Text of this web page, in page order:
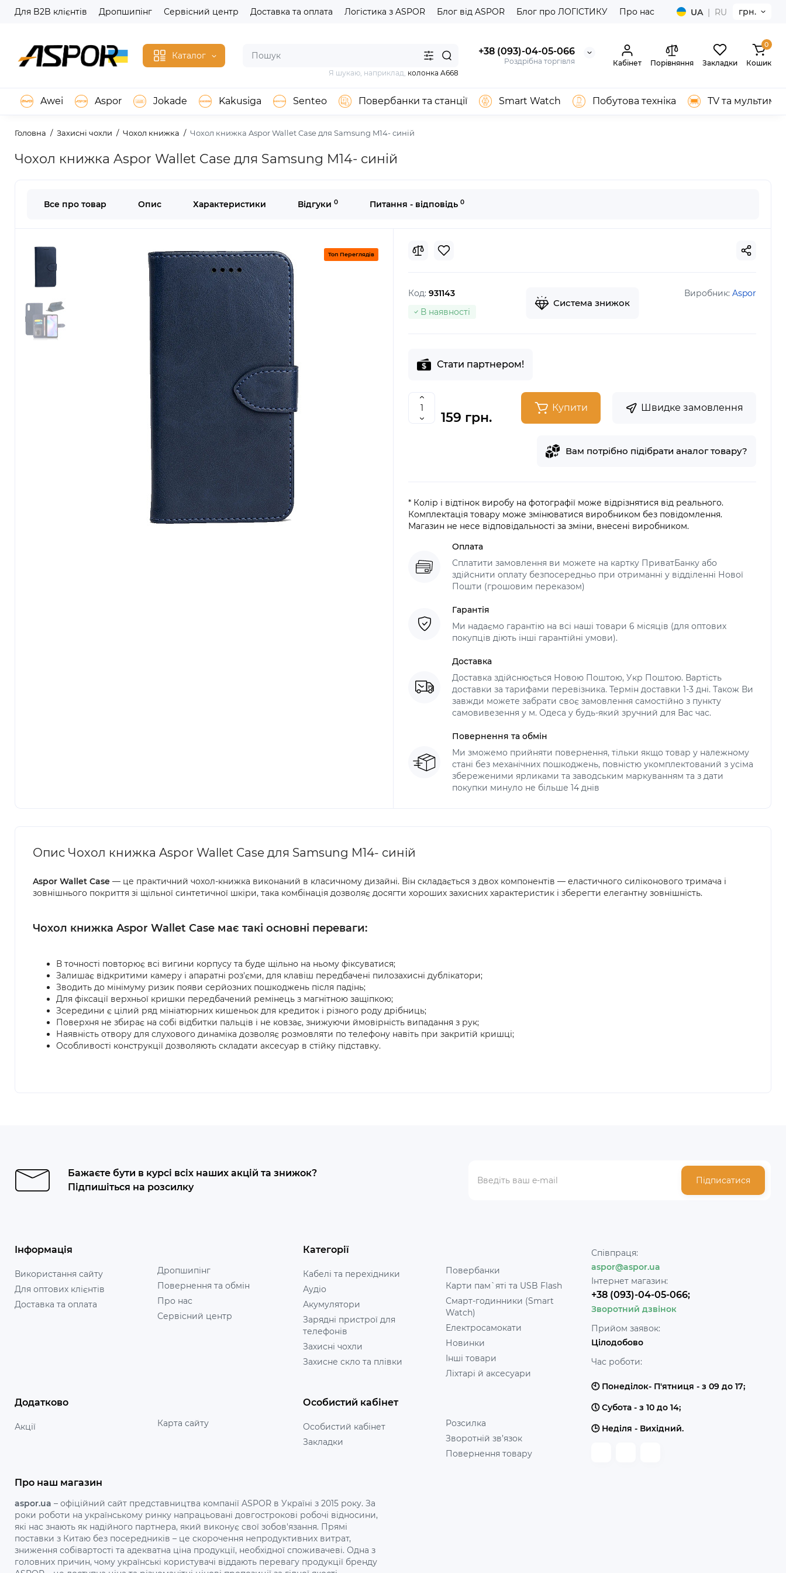
Для B2B клієнтів Дропшипінг Сервісний центр Доставка та оплата Логістика з ASPOR Блог від ASPOR Блог про ЛОГІСТИКУ Про нас UA | RU грн.
Каталог +38 (093)-04-05-066
Роздрібна торгівля
Я шукаю, наприклад, колонка A668
Кабінет Порівняння Закладки
0
Кошик
Awei Aspor Jokade Kakusiga Senteo Повербанки та станції Smart Watch Побутова техніка TV та
Головна Захисні чохли Чохол книжка Чохол книжка Aspor Wallet Case для Samsung M14- синій
Чохол книжка Aspor Wallet Case для Samsung M14- синій
Все про товар Опис Характеристики Відгуки 0 Питання - відповідь 0
Топ Переглядів
Код: 931143 Виробник: Aspor
В наявності
Система знижок
Стати партнером!
159 грн.
Купити Швидке замовлення
Вам потрібно підібрати аналог товару?
* Колір і відтінок виробу на фотографії може відрізнятися від реального.
Комплектація товару може змінюватися виробником без повідомлення.
Магазин не несе відповідальності за зміни, внесені виробником.
Оплата
Сплатити замовлення ви можете на картку ПриватБанку або
здійснити оплату безпосередньо при отриманні у відділенні Нової
Пошти (грошовим переказом)
Гарантія
Ми надаємо гарантію на всі наші товари 6 місяців (для оптових
покупців діють інші гарантійні умови).
Доставка
Доставка здійснюється Новою Поштою, Укр Поштою. Вартість
доставки за тарифами перевізника. Термін доставки 1-3 дні. Також Ви
завжди можете забрати своє замовлення самостійно з пункту
самовивезення у м. Одеса у будь-який зручний для Вас час.
Повернення та обмін
Ми зможемо прийняти повернення, тільки якщо товар у належному
стані без механічних пошкоджень, повністю укомплектований з усіма
збереженими ярликами та заводським маркуванням та з дати
покупки минуло не більше 14 днів
Опис Чохол книжка Aspor Wallet Case для Samsung M14- синій
Aspor Wallet Case — це практичний чохол-книжка виконаний в класичному дизайні. Він складається з двох компонентів — еластичного силіконового тримача і
зовнішнього покриття зі щільної синтетичної шкіри, така комбінація дозволяє досягти хороших захисних характеристик і зберегти елегантну зовнішність.
Чохол книжка Aspor Wallet Case має такі основні переваги:
В точності повторює всі вигини корпусу та буде щільно на ньому фіксуватися;
Залишає відкритими камеру і апаратні роз'єми, для клавіш передбачені пилозахисні дублікатори;
Зводить до мінімуму ризик появи серйозних пошкоджень після падінь;
Для фіксації верхньої кришки передбачений ремінець з магнітною защіпкою;
Зсередини є цілий ряд мініатюрних кишеньок для кредиток і різного роду дрібниць;
Поверхня не збирає на собі відбитки пальців і не ковзає, знижуючи ймовірність випадання з рук;
Наявність отвору для слухового динаміка дозволяє розмовляти по телефону навіть при закритій кришці;
Особливості конструкції дозволяють складати аксесуар в стійку підставку.
Бажаєте бути в курсі всіх наших акцій та знижок?
Підпишіться на розсилку
Підписатися
Інформація
Використання сайту
Для оптових клієнтів
Доставка та оплата
Дропшипінг
Повернення та обмін
Про нас
Сервісний центр
Категорії
Кабелі та перехідники
Аудіо
Акумулятори
Зарядні пристрої для
телефонів
Захисні чохли
Захисне скло та плівки
Повербанки
Карти пам`яті та USB Flash
Смарт-годинники (Smart
Watch)
Електросамокати
Новинки
Інші товари
Ліхтарі й аксесуари
Додатково
Акції Карта сайту
Особистий кабінет
Особистий кабінет
Закладки
Розсилка
Зворотній зв’язок
Повернення товару
Співпраця:
aspor@aspor.ua
Інтернет магазин:
+38 (093)-04-05-066;
Зворотний дзвінок
Прийом заявок:
Цілодобово
Час роботи:
🕙 Понеділок- П'ятниця - з 09 до 17;
🕔 Субота - з 10 до 14;
🕒 Неділя - Вихідний.
Про наш магазин
aspor.ua – офіційний сайт представництва компанії ASPOR в Україні з 2015 року. За
роки роботи на українському ринку напрацьовані довгострокові робочі відносини,
які нас знають як надійного партнера, який виконує свої зобов'язання. Прямі
поставки з Китаю без посередників – це скорочення непродуктивних витрат,
зниження собівартості та адекватна ціна продукції, необхідної споживачеві. Одна з
головних причин, чому українські користувачі віддають перевагу продукції бренду